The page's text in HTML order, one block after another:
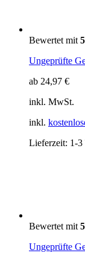
Bewertet mit
Ungeprüfte
ab 24,97 €
inkl. MwSt.
inkl.
Lieferzeit: 1-3
Bewertet mit
Ungeprüfte